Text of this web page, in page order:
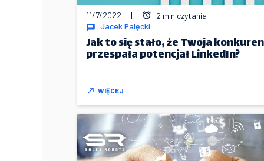
Jacek Palęcki
11/7/2022 | 2 min czytania
Jak to się stało, że Twoja
przespała potencjał LinkedIn?
WIĘCEJ